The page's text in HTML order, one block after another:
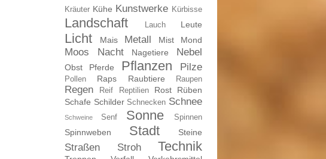
Kräuter Kühe Kunstwerke Kürbisse
Landschaft Lauch Leute
Licht Mais Metall Mist Mond
Moos Nacht Nagetiere Nebel
Obst Pferde Pflanzen Pilze
Pollen Raps Raubtiere Raupen
Regen Reif Reptilien Rost
Rüben
Schafe Schilder Schnecken Schnee
Schweine Senf Sonne Spinnen
Spinnweben Stadt Steine
Straßen Stroh Technik